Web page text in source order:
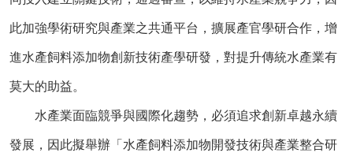
此加強學術研究與產業之共通平台，擴展產官學研合作，增
進水產飼料添加物創新技術產學研發，對提升傳統水產業有
莫大的助益。
水產業面臨競爭與國際化趨勢，必須追求創新卓越永續
發展，因此擬舉辦「水產飼料添加物開發技術與產業整合研